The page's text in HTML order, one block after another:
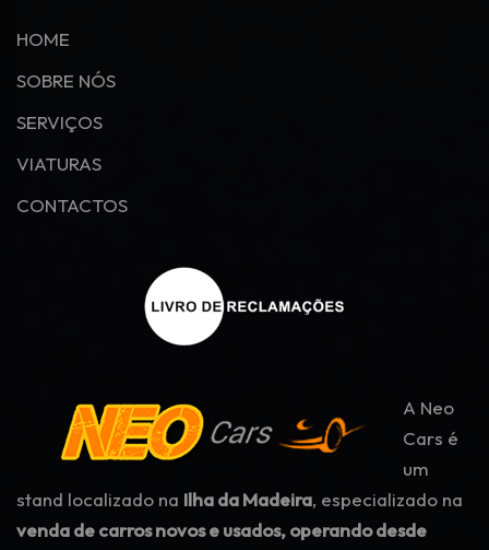
HOME
SOBRE NÓS
SERVIÇOS
VIATURAS
CONTACTOS
A Neo
Cars é
um
stand localizado na Ilha da Madeira, especializado na
venda de carros novos e usados, operando desde